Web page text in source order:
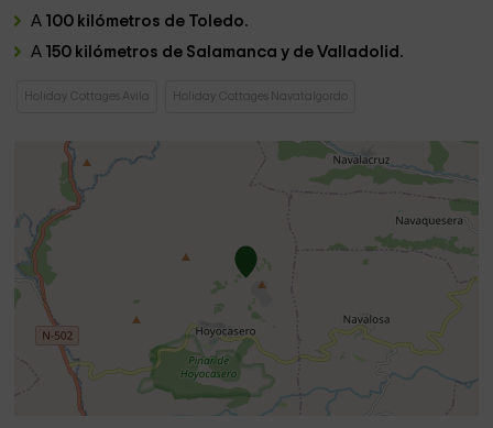
A 100 kilómetros de Toledo.
A 150 kilómetros de Salamanca y de Valladolid.
Holiday Cottages Avila Holiday Cottages Navatalgordo